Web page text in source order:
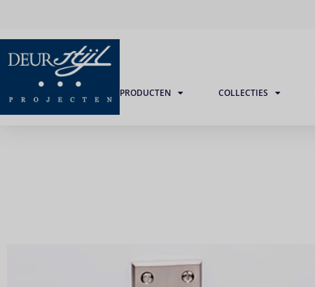
PRODUCTEN COLLECTIES